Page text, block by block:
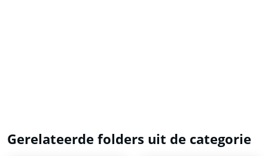
Gerelateerde folders uit de categorie